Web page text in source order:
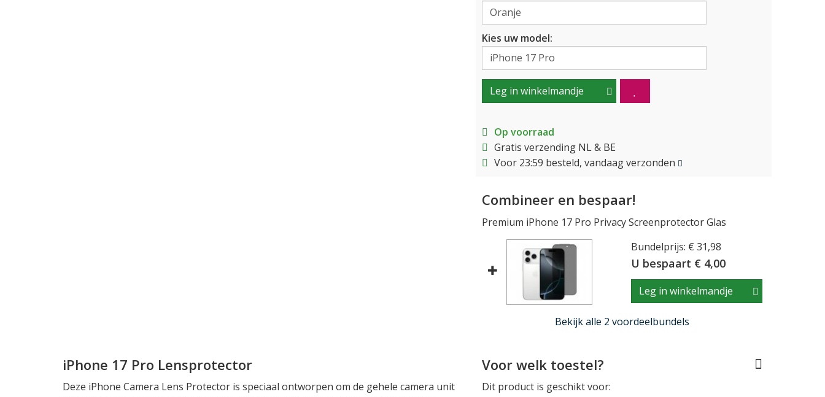
Kies uw model:
Leg in winkelmandje
Op voorraad
Gratis verzending NL & BE
Voor 23:59 besteld, vandaag verzonden
Combineer en bespaar!
Premium iPhone 17 Pro Privacy Screenprotector Glas
Bundelprijs: € 31,98
U bespaart € 4,00
Leg in winkelmandje
Bekijk alle 2 voordeelbundels
iPhone 17 Pro Lensprotector
Deze iPhone Camera Lens Protector is speciaal ontworpen om de gehele camera unit
Voor welk toestel?
Dit product is geschikt voor: